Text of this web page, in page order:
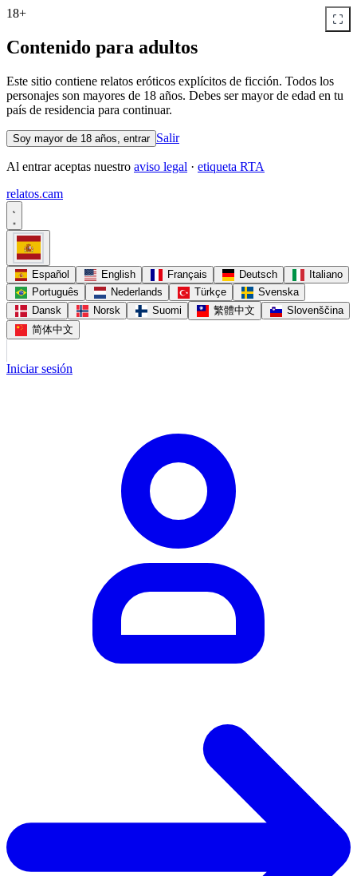
18+
Contenido para adultos
Este sitio contiene relatos eróticos explícitos de ficción. Todos los
personajes son mayores de 18 años. Debes ser mayor de edad en tu
país de residencia para continuar.
Soy mayor de 18 años, entrar Salir
Al entrar aceptas nuestro aviso legal · etiqueta RTA
relatos.cam
Español English Français Deutsch
Italiano
Português
Nederlands Türkçe
Svenska
Dansk
Norsk Suomi 繁體中文
Slovenščina
简体中文
Iniciar sesión